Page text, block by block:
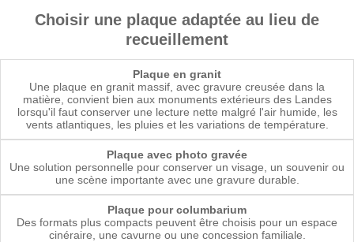
Choisir une plaque adaptée au lieu de
recueillement
Plaque en granit
Une plaque en granit massif, avec gravure creusée dans la
matière, convient bien aux monuments extérieurs des Landes
lorsqu'il faut conserver une lecture nette malgré l'air humide, les
vents atlantiques, les pluies et les variations de température.
Plaque avec photo gravée
Une solution personnelle pour conserver un visage, un souvenir ou
une scène importante avec une gravure durable.
Plaque pour columbarium
Des formats plus compacts peuvent être choisis pour un espace
cinéraire, une cavurne ou une concession familiale.